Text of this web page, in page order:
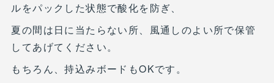
ルをパックした状態で酸化を防ぎ、
夏の間は日に当たらない所、風通しのよい所で保管
してあげてください。
もちろん、持込みボードもOKです。